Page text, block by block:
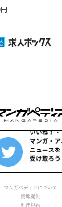
マンガペディアについて
情報提供
利用規約